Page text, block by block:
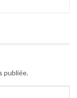
publiée.